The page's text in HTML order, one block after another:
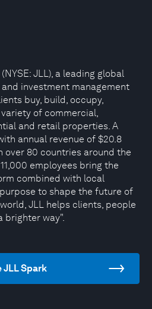
JLL), a leading global
investment management
buy, build, occupy,
of commercial,
and retail properties. A
annual revenue of $20.8
over 80 countries around the
employees bring the
combined with local
to shape the future of
JLL helps clients, people
brighter way".
JLL Spark